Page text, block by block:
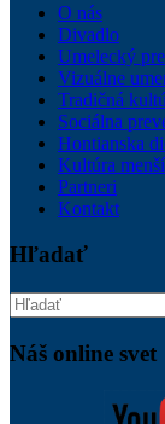
O nás
Divadlo
Umelecký
Vizuálne
Tradičná
Sociálna
Hontianska
Kultúra
Partneri
Kontakt
Hľadať
Náš online svet